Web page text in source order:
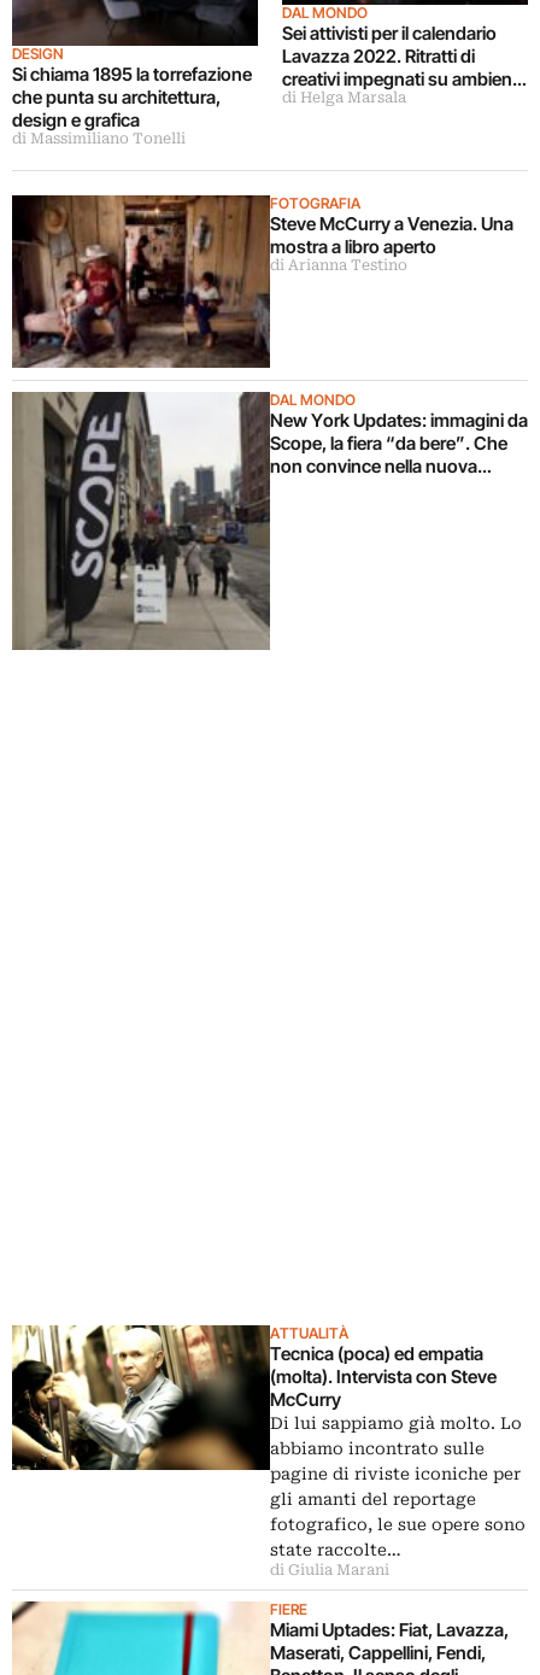
DESIGN
Si chiama 1895 la torrefazione
che punta su architettura,
design e grafica
di Massimiliano Tonelli
DAL MONDO
Sei attivisti per il calendario
Lavazza 2022. Ritratti di
creativi impegnati su ambiente
e sociale
di Helga Marsala
FOTOGRAFIA
Steve McCurry a Venezia. Una
mostra a libro aperto
di Arianna Testino
DAL MONDO
New York Updates: immagini da
Scope, la fiera “da bere”. Che
non convince nella nuova
ATTUALITÀ
Tecnica (poca) ed empatia
(molta). Intervista con Steve
McCurry
Di lui sappiamo già molto. Lo
abbiamo incontrato sulle
pagine di riviste iconiche per
gli amanti del reportage
fotografico, le sue opere sono
state raccolte…
di Giulia Marani
FIERE
Miami Uptades: Fiat, Lavazza,
Maserati, Cappellini, Fendi,